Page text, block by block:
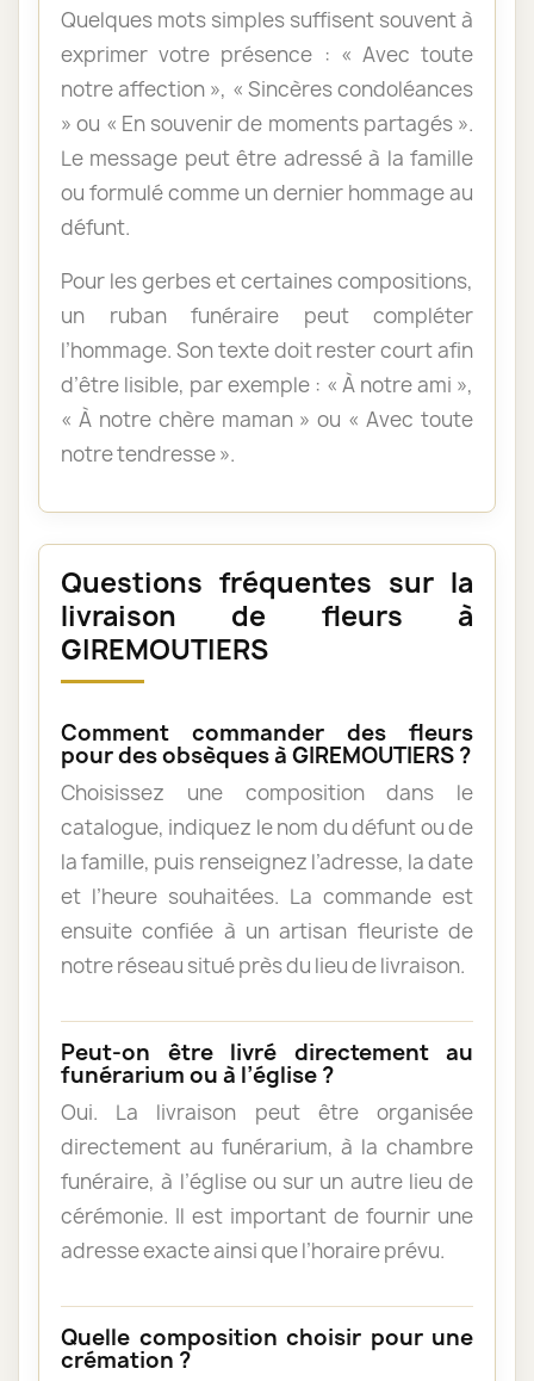
Quelques mots simples suffisent souvent à
exprimer votre présence : « Avec toute
notre affection », « Sincères condoléances
» ou « En souvenir de moments partagés ».
Le message peut être adressé à la famille
ou formulé comme un dernier hommage au
défunt.
Pour les gerbes et certaines compositions,
un ruban funéraire peut compléter
l’hommage. Son texte doit rester court afin
d’être lisible, par exemple : « À notre ami »,
« À notre chère maman » ou « Avec toute
notre tendresse ».
Questions fréquentes sur la
livraison de fleurs à
GIREMOUTIERS
Comment commander des fleurs
pour des obsèques à GIREMOUTIERS ?
Choisissez une composition dans le
catalogue, indiquez le nom du défunt ou de
la famille, puis renseignez l’adresse, la date
et l’heure souhaitées. La commande est
ensuite confiée à un artisan fleuriste de
notre réseau situé près du lieu de livraison.
Peut-on être livré directement au
funérarium ou à l’église ?
Oui. La livraison peut être organisée
directement au funérarium, à la chambre
funéraire, à l’église ou sur un autre lieu de
cérémonie. Il est important de fournir une
adresse exacte ainsi que l’horaire prévu.
Quelle composition choisir pour une
crémation ?